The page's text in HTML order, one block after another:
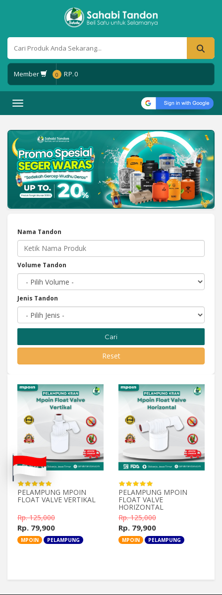
Member 0 RP.0
Toggle navigation
Nama Tandon
Volume Tandon
Jenis Tandon
Cari
Reset
PELAMPUNG MPOIN
FLOAT VALVE VERTIKAL
Rp. 125,000
Rp. 79,900
MPOIN PELAMPUNG
PELAMPUNG MPOIN
FLOAT VALVE
HORIZONTAL
Rp. 125,000
Rp. 79,900
MPOIN PELAMPUNG